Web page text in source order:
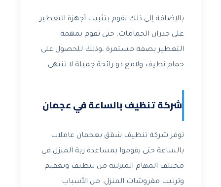
بالإضافة إلى ذلك نقوم بتثبيت أجهزة التعطير
على جدران الحمامات. حتى تقوم بمهمة
التعطير بصفة مستمرة ،وذلك للحصول على
حمام نظيف ولامع ذو رائحة جميلة لا تنتهي .
شركة تنظيف بالساعة في عجمان
توفر شركة تنظيف شقق بعجمان عاملات
بالساعة حتى يقوموا بمساعدة ربة المنزل في
مختلف المهام المنزلية من تنظيف وتعقيم
وترتيب مفروشات المنزل. من الأسباب